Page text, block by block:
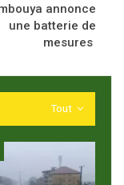
annonce
une batterie de
mesures
Tout